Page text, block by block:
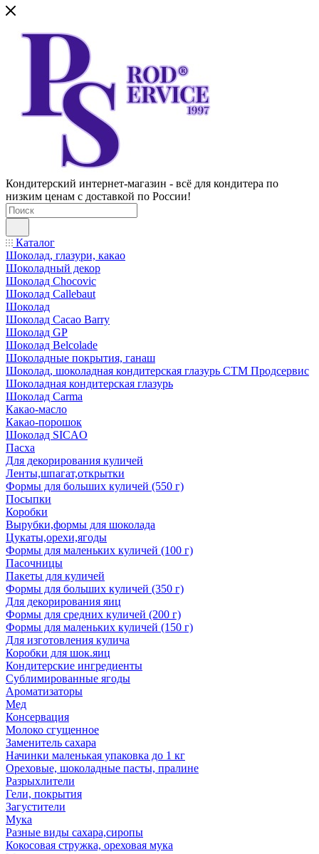
Кондитерский интернет-магазин - всё для кондитера по
низким ценам с доставкой по России!
Каталог
Шоколад, глазури, какао
Шоколадный декор
Шоколад Chocovic
Шоколад Callebaut
Шоколад
Шоколад Cacao Barry
Шоколад GP
Шоколад Belcolade
Шоколадные покрытия, ганаш
Шоколад, шоколадная кондитерская глазурь СТМ Продсервис
Шоколадная кондитерская глазурь
Шоколад Carma
Какао-масло
Какао-порошок
Шоколад SICAO
Пасха
Для декорирования куличей
Ленты,шпагат,открытки
Формы для больших куличей (550 г)
Посыпки
Коробки
Вырубки,формы для шоколада
Цукаты,орехи,ягоды
Формы для маленьких куличей (100 г)
Пасочницы
Пакеты для куличей
Формы для больших куличей (350 г)
Для декорирования яиц
Формы для средних куличей (200 г)
Формы для маленьких куличей (150 г)
Для изготовления кулича
Коробки для шок.яиц
Кондитерские ингредиенты
Сублимированные ягоды
Ароматизаторы
Мед
Консервация
Молоко сгущенное
Заменитель сахара
Начинки маленькая упаковка до 1 кг
Ореховые, шоколадные пасты, пралине
Разрыхлители
Гели, покрытия
Загустители
Мука
Разные виды сахара,сиропы
Кокосовая стружка, ореховая мука